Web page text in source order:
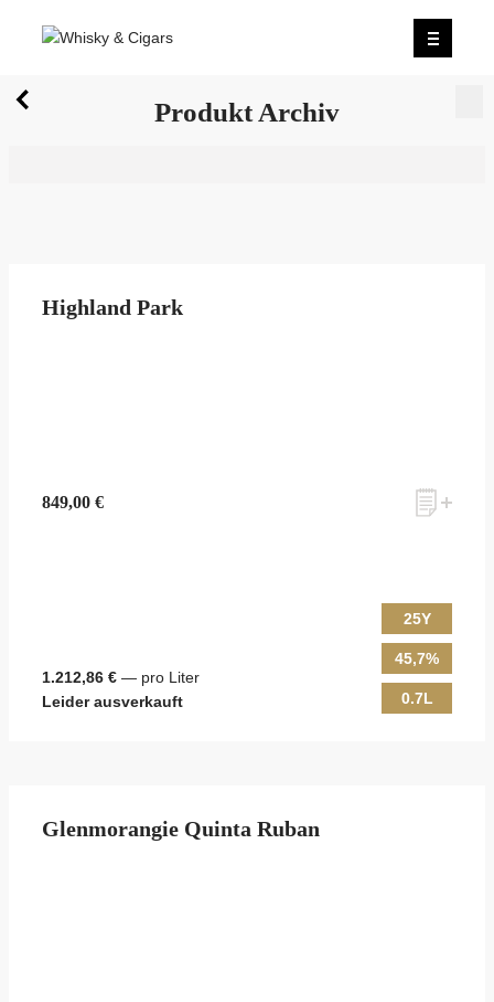
Wir wurden zum besten Whiskyshop Deutschlands
Produkt Archiv
Highland Park
849,00 €
1.212,86 € — pro Liter
Leider ausverkauft
25Y
45,7%
0.7L
Glenmorangie Quinta Ruban